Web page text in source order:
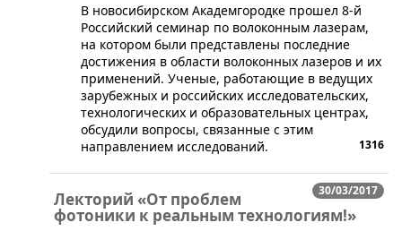
В новосибирском Академгородке прошел 8-й
Российский семинар по волоконным лазерам,
на котором были представлены последние
достижения в области волоконных лазеров и их
применений. Ученые, работающие в ведущих
зарубежных и российских исследовательских,
технологических и образовательных центрах,
обсудили вопросы, связанные с этим
направлением исследований.
1316
30/03/2017
Лекторий «От проблем
фотоники к реальным технологиям!»